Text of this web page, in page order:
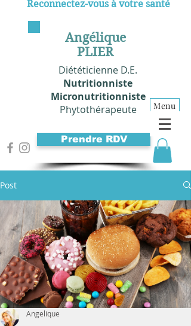
Angélique
PLIER
Diététicienne D.E.
Nutritionniste
Micronutritionniste
Phytothérapeute
Menu
Reconnectez-vous à votre santé
Prendre RDV
Post
Angelique